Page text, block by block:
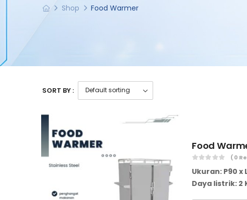
Shop Food Warmer
SORT BY :
Food
( 0
Ukuran: P90 x
Daya listrik: 2